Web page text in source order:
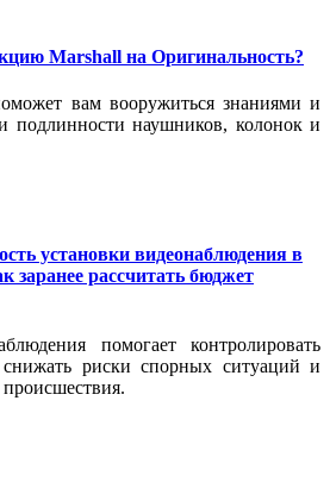
Marshall на Оригинальность?
вам вооружиться знаниями и
подлинности наушников, колонок и
установки видеонаблюдения в
заранее рассчитать бюджет
помогает контролировать
риски спорных ситуаций и
происшествия.